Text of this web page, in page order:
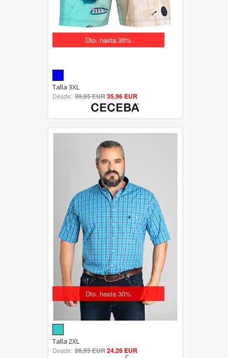
Dto. hasta 30%
out of 5
Talla 3XL
Desde: 39,95 EUR35,96 EUR
Dto. hasta 30%
out of 5
Talla 2XL
Desde: 26,95 EUR24,26 EUR